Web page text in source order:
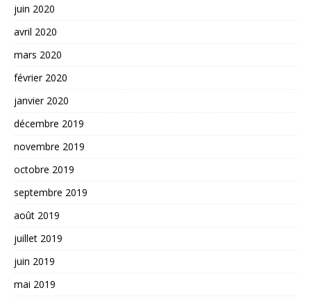
juin 2020
avril 2020
mars 2020
février 2020
janvier 2020
décembre 2019
novembre 2019
octobre 2019
septembre 2019
août 2019
juillet 2019
juin 2019
mai 2019